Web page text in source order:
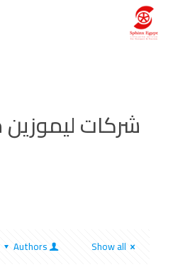
شركات ليموزين
Authors Show all